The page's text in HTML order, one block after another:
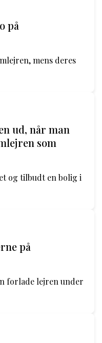
på
mens deres
ud, når man
som
og tilbudt en bolig i
på
forlade lejren under